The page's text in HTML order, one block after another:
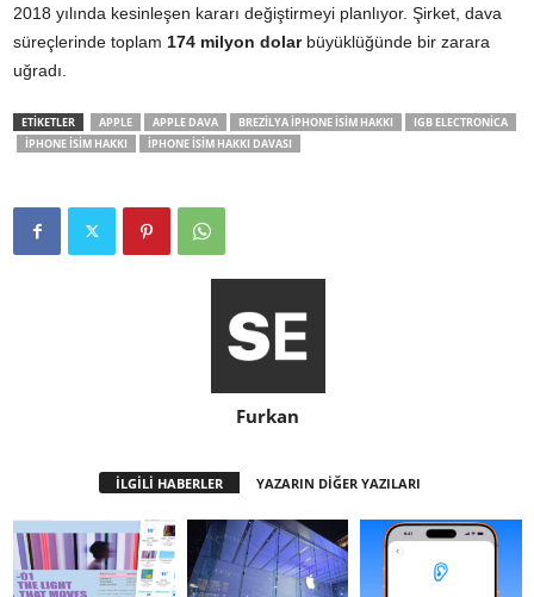
2018 yılında kesinleşen kararı değiştirmeyi planlıyor. Şirket, dava
süreçlerinde toplam 174 milyon dolar büyüklüğünde bir zarara
uğradı.
ETİKETLER APPLE APPLE DAVA BREZILYA IPHONE ISIM HAKKI
IGB ELECTRONICA
IPHONE ISIM HAKKI
IPHONE ISIM HAKKI DAVASI
Furkan
İLGİLİ HABERLER YAZARIN DİĞER YAZILARI